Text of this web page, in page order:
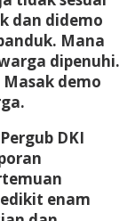
dan didemo
Mana
dipenuhi.
demo
DKI
enam